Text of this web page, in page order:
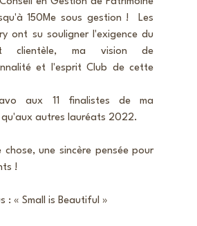
150Me sous gestion !  Les
ont su souligner l'exigence du
clientèle, ma vision de
et l'esprit Club de cette
aux 11 finalistes de ma
autres lauréats 2022.
une sincère pensée pour
!
: « Small is Beautiful »